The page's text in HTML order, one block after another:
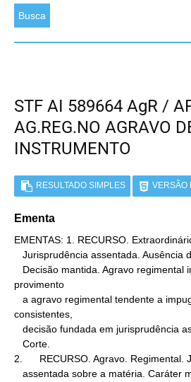
Busca
STF AI 589664 AgR /
AG.REG.NO AGRAVO
INSTRUMENTO
RESULTADO SIMPLES VERSÃO
Ementa
EMENTAS: 1. RECURSO.
provimento
consistentes,
2.      RECURSO. Agravo. Regimental.